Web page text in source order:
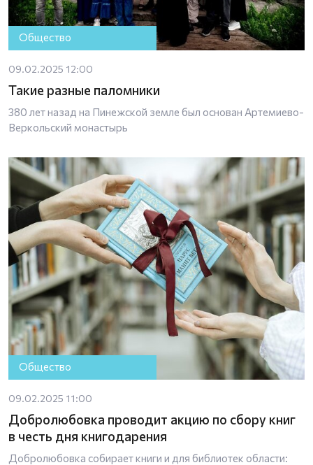
Общество
09.02.2025 12:00
Такие разные паломники
380 лет назад на Пинежской земле был основан Артемиево-
Веркольский монастырь
Общество
09.02.2025 11:00
Добролюбовка проводит акцию по сбору книг
в честь дня книгодарения
Добролюбовка собирает книги и для библиотек области: